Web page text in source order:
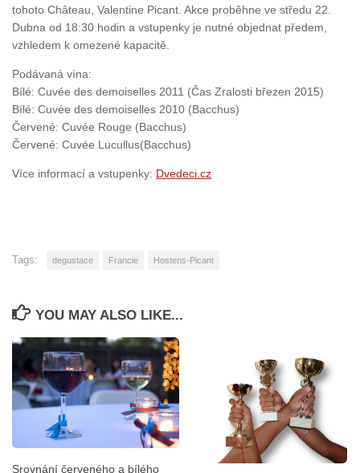
tohoto Château, Valentine Picant. Akce proběhne ve středu 22.
Dubna od 18:30 hodin a vstupenky je nutné objednat předem,
vzhledem k omezené kapacitě.
Podávaná vína:
Bílé: Cuvée des demoiselles 2011 (Čas Zralosti březen 2015)
Bílé: Cuvée des demoiselles 2010 (Bacchus)
Červené: Cuvée Rouge (Bacchus)
Červené: Cuvée Lucullus(Bacchus)
Více informací a vstupenky: Dvedeci.cz
Tags: degustace Francie Hostens-Picant
YOU MAY ALSO LIKE...
Srovnání červeného a bílého